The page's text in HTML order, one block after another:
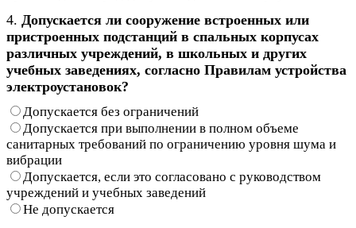
4. Допускается ли сооружение встроенных или
пристроенных подстанций в спальных корпусах
различных учреждений, в школьных и других
учебных заведениях, согласно Правилам устройства
электроустановок?
Допускается без ограничений
Допускается при выполнении в полном объеме
санитарных требований по ограничению уровня шума и
вибрации
Допускается, если это согласовано с руководством
учреждений и учебных заведений
Не допускается